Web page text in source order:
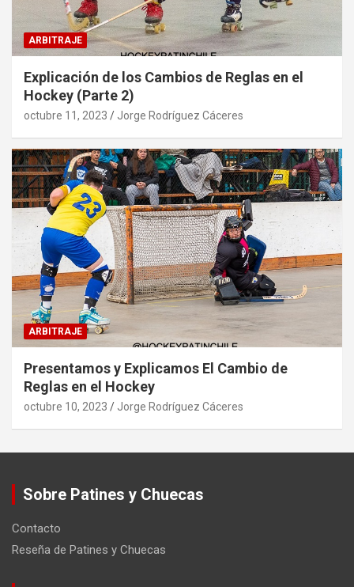
ARBITRAJE
Explicación de los Cambios de Reglas en el
Hockey (Parte 2)
octubre 11, 2023 Jorge Rodríguez Cáceres
ARBITRAJE
Presentamos y Explicamos El Cambio de
Reglas en el Hockey
octubre 10, 2023 Jorge Rodríguez Cáceres
Sobre Patines y Chuecas
Contacto
Reseña de Patines y Chuecas